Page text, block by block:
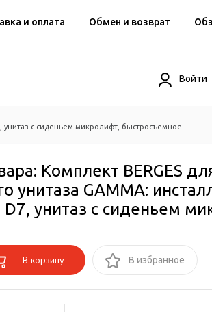
и оплата Обмен и возврат
Войти
унитаз с сиденьем микролифт, быстросъемное
Комплект BERGES
унитаза GAMMA:
D7, унитаз с сиденьем
В корзину В избранное